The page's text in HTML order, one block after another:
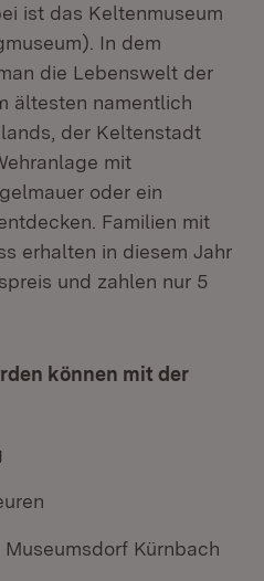
ist das Keltenmuseum
In dem
die Lebenswelt der
ältesten namentlich
der Keltenstadt
mit
oder ein
Familien mit
erhalten in diesem Jahr
und zahlen nur 5
können mit der
Kürnbach